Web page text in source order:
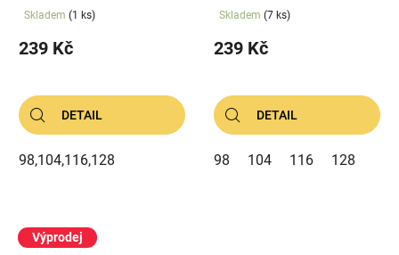
Skladem (1 ks)
239 Kč
DETAIL
98,104,116,128
Skladem (7 ks)
239 Kč
DETAIL
98 104 116 128
Výprodej